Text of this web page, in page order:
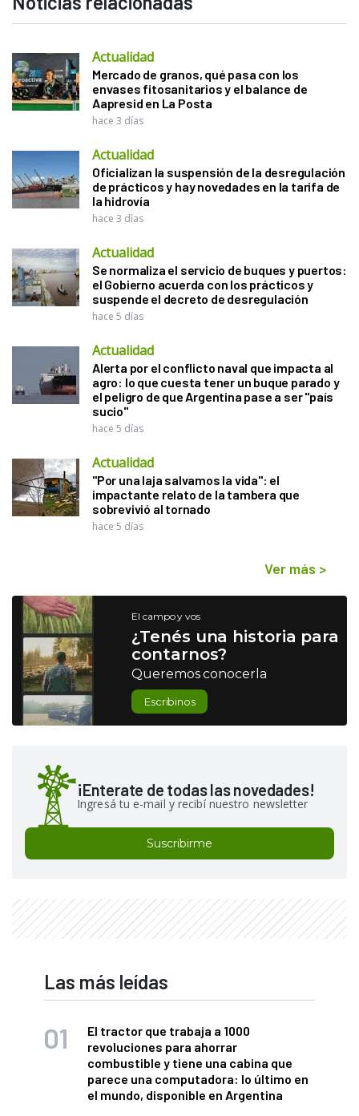
Actualidad
Mercado de granos, qué pasa con los
envases fitosanitarios y el balance de
Aapresid en La Posta
hace 3 días
Actualidad
Oficializan la suspensión de la desregulación
de prácticos y hay novedades en la tarifa de
la hidrovía
hace 3 días
Actualidad
Se normaliza el servicio de buques y puertos:
el Gobierno acuerda con los prácticos y
suspende el decreto de desregulación
hace 5 días
Actualidad
Alerta por el conflicto naval que impacta al
agro: lo que cuesta tener un buque parado y
el peligro de que Argentina pase a ser "país
sucio"
hace 5 días
Actualidad
"Por una laja salvamos la vida": el
impactante relato de la tambera que
sobrevivió al tornado
hace 5 días
Ver más >
El campo y vos
¿Tenés una historia para
contarnos?
Queremos conocerla
Escribinos
¡Enterate de todas las novedades!
Ingresá tu e-mail y recibí nuestro newsletter
Suscribirme
Las más leídas
El tractor que trabaja a 1000
revoluciones para ahorrar
combustible y tiene una cabina que
parece una computadora: lo último en
el mundo, disponible en Argentina